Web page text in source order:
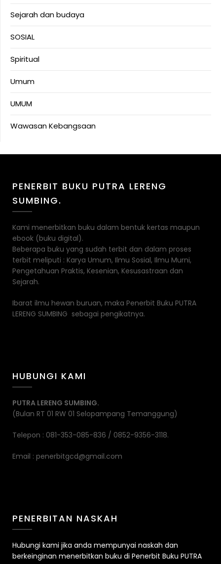
Sejarah dan budaya
SOSIAL
Spiritual
Umum
UMUM
Wawasan Kebangsaan
PENERBIT BUKU PUTRA LERENG
SUMBING.
Kami menerbitkan buku dalam bentuk kertas maupun
ebook (buku digital).
Beberapa buku yang sudah terbit dan dalam proses
terbit meliputi : Karya Umum, Ilmu Sosial, Ilmu Murni,
Pengetahuan Praktis, Kesenian, Kesusastraan dan
Sejarah.
Ibarat ilmu hewan buruan, maka Penerbit Buku PUTRA
LERENG SUMBING sebagai pengikatnya.
HUBUNGI KAMI
PUTRA LERENG SUMBING.
(Bulan RT 01 RW 01 Selopampang Temanggung)
Telepon : 081-353-085-836 / 0852-9356-3118.
Email : penerbitgcd@gmail.com
PENERBITAN NASKAH
Hubungi kami jika anda mempunyai naskah dan
berkeinginan menerbitkan buku di Penerbit Buku PUTRA